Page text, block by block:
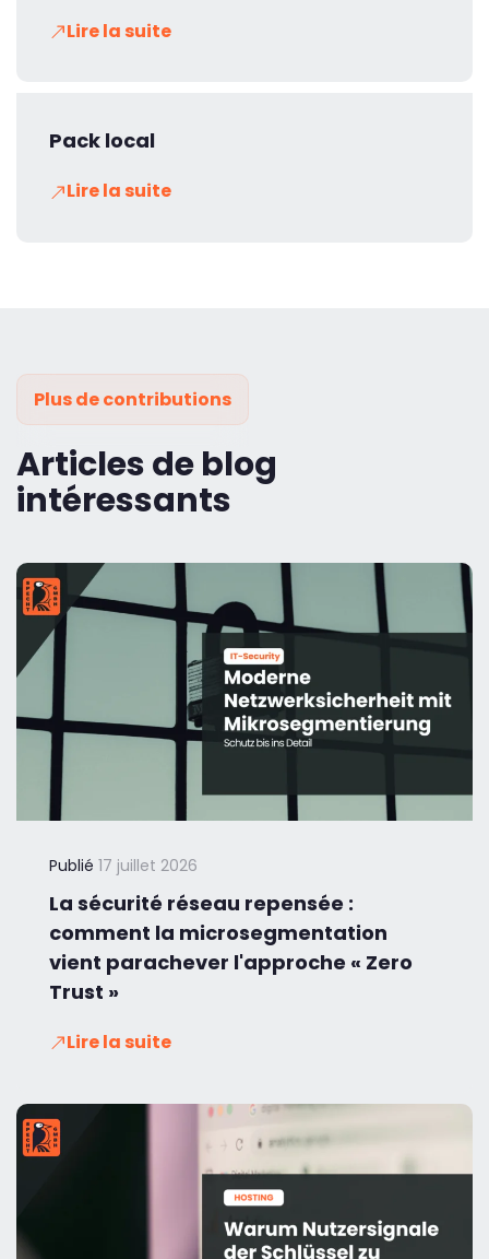
Lire la suite
Pack local
Lire la suite
Plus de contributions
Articles de blog
intéressants
Publié 17 juillet 2026
La sécurité réseau repensée :
comment la microsegmentation
vient parachever l'approche « Zero
Trust »
Lire la suite